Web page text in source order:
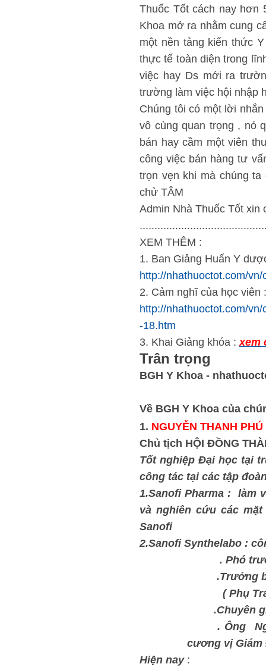
Thuốc Tốt cách nay hơn
Khoa mở ra nhằm cung
một nền tảng kiến thức
thực tế toàn diện trong
việc hay Ds mới ra
trường làm việc hội nhập
Chúng tôi có một lời
vô cùng quan trọng , nó
bán hay cầm một viên
công việc bán hàng tư
trọn vẹn khi mà chúng
chử TÂM
Admin Nhà Thuốc Tốt xin
XEM THÊM :
1. Ban Giảng Huấn Y
http://nhathuoctot.com/
2. Cảm nghĩ của học viên :
http://nhathuoctot.com/
-18.htm
3. Khai Giảng khóa :xem
Trân trọng
BGH Y Khoa -
Về BGH Y Khoa của
1. NGUYỄN THANH PHÚ
Chủ tịch HỘI ĐỒNG
Tốt nghiệp Đại học tại
công tác tại các tập
1.Sanofi Pharma : làm
và nghiên cứu các
Sanofi
2.Sanofi Synthelabo :
. Phó
.Trưởng bộ
( Phụ Trách
.Chuyên
. Ông
cương vị Giám
Hiện nay :